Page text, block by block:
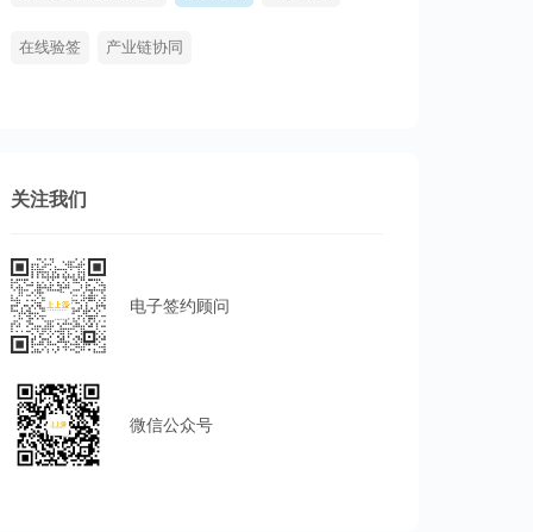
在线验签 产业链协同
关注我们
电子签约顾问
微信公众号